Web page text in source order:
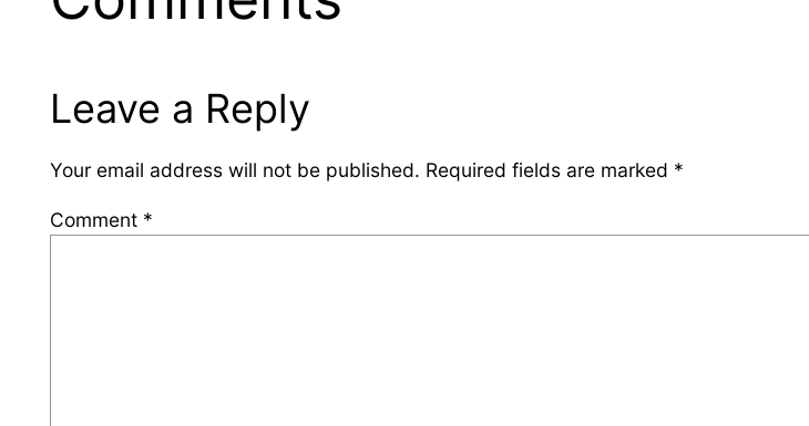
Leave a Reply
Your email address will not be published. Required fields are marked *
Comment *